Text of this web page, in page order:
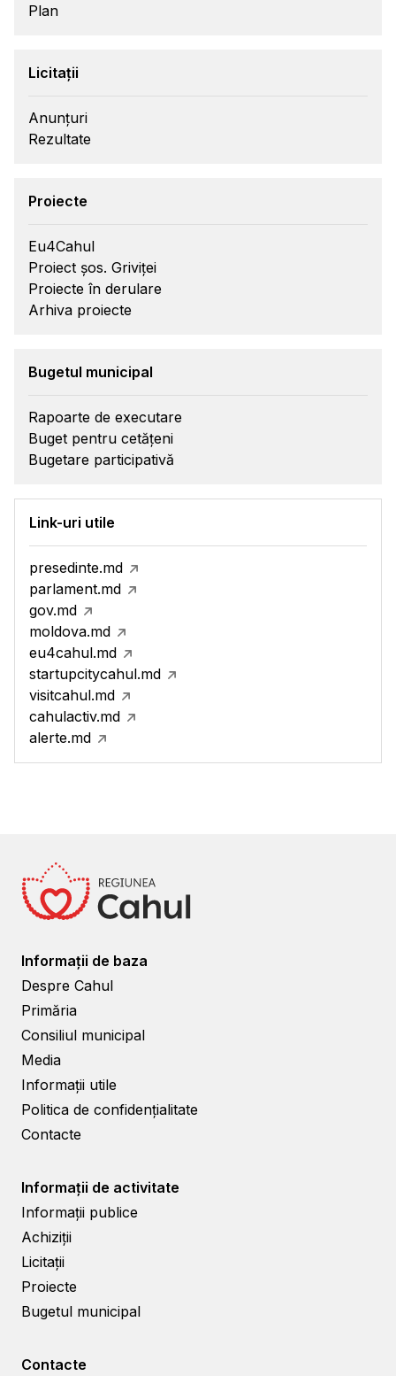
Plan
Licitații
Anunțuri
Rezultate
Proiecte
Eu4Cahul
Proiect șos. Griviței
Proiecte în derulare
Arhiva proiecte
Bugetul municipal
Rapoarte de executare
Buget pentru cetățeni
Bugetare participativă
Link-uri utile
presedinte.md
parlament.md
gov.md
moldova.md
eu4cahul.md
startupcitycahul.md
visitcahul.md
cahulactiv.md
alerte.md
Informații de baza
Despre Cahul
Primăria
Consiliul municipal
Media
Informații utile
Politica de confidențialitate
Contacte
Informații de activitate
Informații publice
Achiziții
Licitații
Proiecte
Bugetul municipal
Contacte